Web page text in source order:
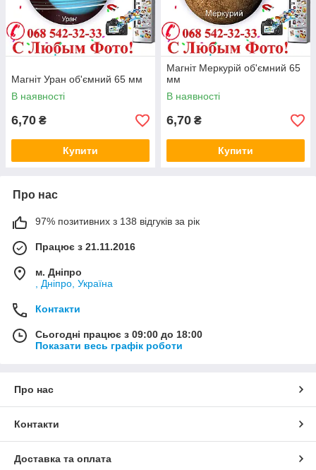
Магніт Уран об'ємний 65 мм
В наявності
6,70 ₴
Купити
Магніт Меркурій об'ємний 65
мм
В наявності
6,70 ₴
Купити
Про нас
97% позитивних з 138 відгуків за рік
Працює з 21.11.2016
м. Дніпро
, Дніпро, Україна
Контакти
Сьогодні працює з 09:00 до 18:00
Показати весь графік роботи
Про нас
Контакти
Доставка та оплата